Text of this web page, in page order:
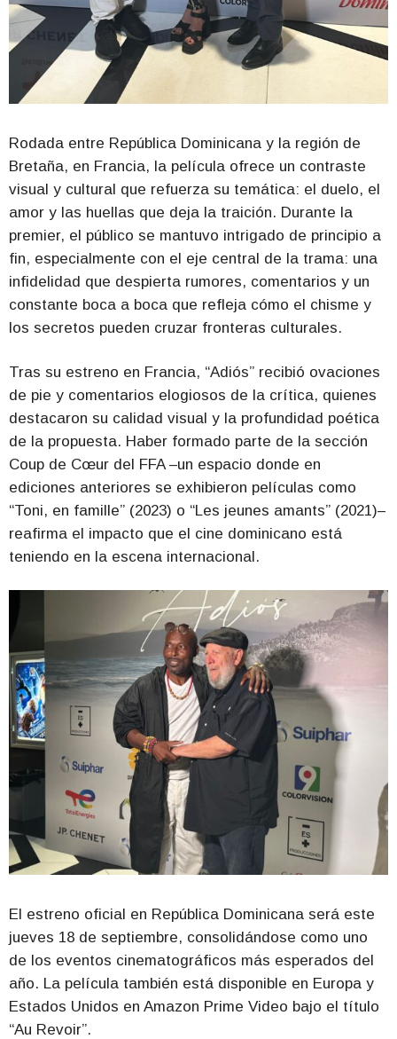
Rodada entre República Dominicana y la región de
Bretaña, en Francia, la película ofrece un contraste
visual y cultural que refuerza su temática: el duelo, el
amor y las huellas que deja la traición. Durante la
premier, el público se mantuvo intrigado de principio a
fin, especialmente con el eje central de la trama: una
infidelidad que despierta rumores, comentarios y un
constante boca a boca que refleja cómo el chisme y
los secretos pueden cruzar fronteras culturales.
Tras su estreno en Francia, “Adiós” recibió ovaciones
de pie y comentarios elogiosos de la crítica, quienes
destacaron su calidad visual y la profundidad poética
de la propuesta. Haber formado parte de la sección
Coup de Cœur del FFA –un espacio donde en
ediciones anteriores se exhibieron películas como
“Toni, en famille” (2023) o “Les jeunes amants” (2021)–
reafirma el impacto que el cine dominicano está
teniendo en la escena internacional.
El estreno oficial en República Dominicana será este
jueves 18 de septiembre, consolidándose como uno
de los eventos cinematográficos más esperados del
año. La película también está disponible en Europa y
Estados Unidos en Amazon Prime Video bajo el título
“Au Revoir”.